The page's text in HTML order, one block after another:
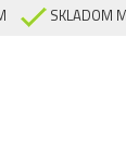
SKLADOM